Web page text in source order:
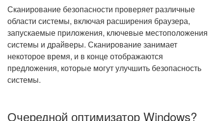
Сканирование безопасности проверяет различные
области системы, включая расширения браузера,
запускаемые приложения, ключевые местоположения
системы и драйверы. Сканирование занимает
некоторое время, и в конце отображаются
предложения, которые могут улучшить безопасность
системы.
Очередной оптимизатор Windows?